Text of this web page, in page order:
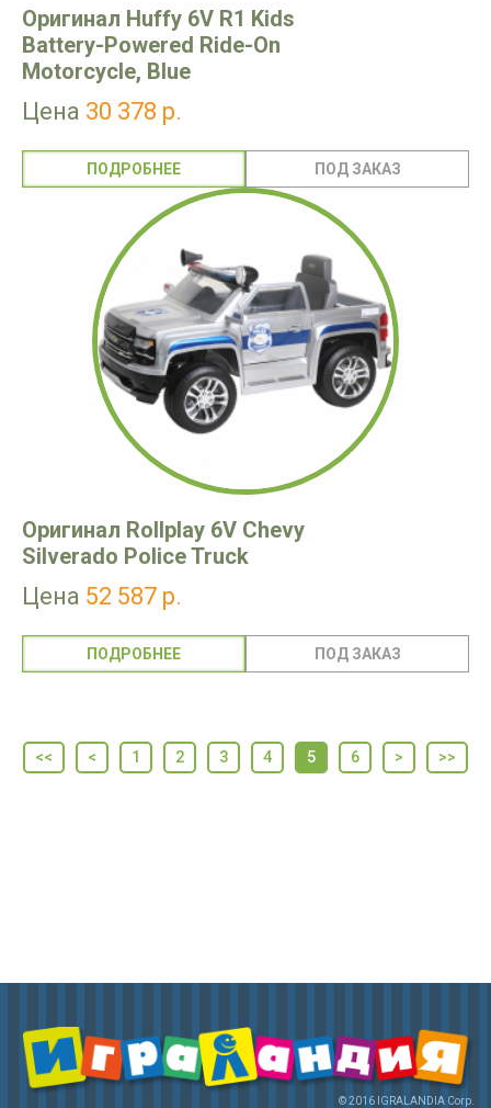
Оригинал Huffy 6V R1 Kids
Battery-Powered Ride-On
Motorcycle, Blue
Цена 30 378 р.
ПОДРОБНЕЕ
Оригинал Rollplay 6V Chevy
Silverado Police Truck
Цена 52 587 р.
ПОДРОБНЕЕ
<< < 1 2 3 4 5 6 > >>
© 2016 IGRALANDIA Corp.